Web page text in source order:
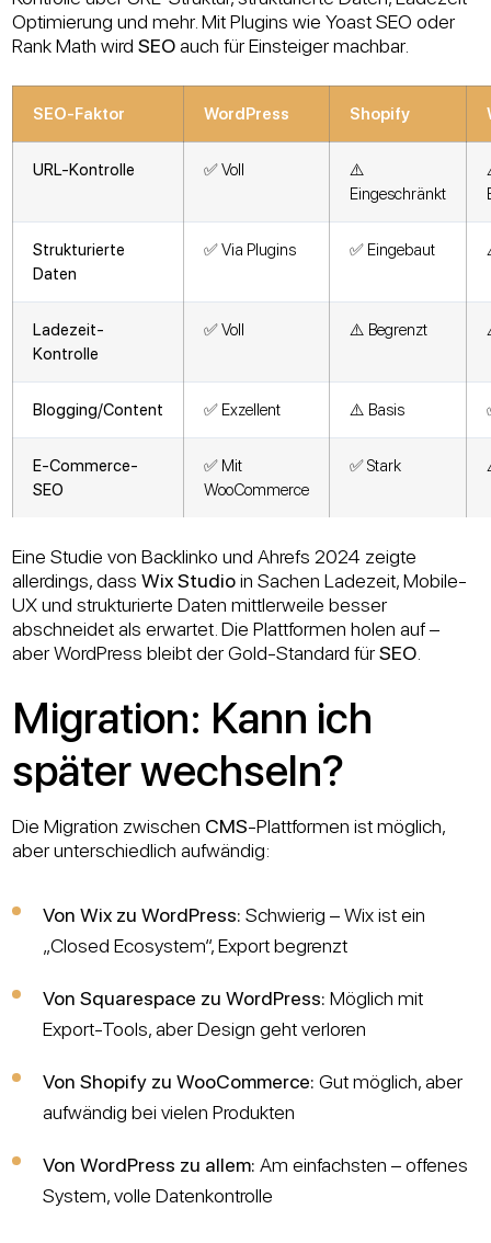
Optimierung und mehr. Mit Plugins wie Yoast SEO oder
Rank Math wirdSEOauch für Einsteiger machbar.
SEO-Faktor WordPress Shopify
URL-Kontrolle ✅ Voll
⚠️
Eingeschränkt
Strukturierte
Daten
✅ Via Plugins ✅ Eingebaut
Ladezeit-
Kontrolle
✅ Voll ⚠️ Begrenzt
Blogging/Content ✅ Exzellent ⚠️ Basis
E-Commerce-
SEO
✅ Mit
WooCommerce
✅ Stark
Eine Studie von Backlinko und Ahrefs 2024 zeigte
allerdings, dassWix Studioin Sachen Ladezeit, Mobile-
UX und strukturierte Daten mittlerweile besser
abschneidet als erwartet. Die Plattformen holen auf –
aber WordPress bleibt der Gold-Standard fürSEO.
Migration: Kann ich
später wechseln?
Die Migration zwischen CMS-Plattformen ist möglich,
aber unterschiedlich aufwändig:
Von Wix zu WordPress: Schwierig – Wix ist ein
„Closed Ecosystem“, Export begrenzt
Von Squarespace zu WordPress: Möglich mit
Export-Tools, aber Design geht verloren
Von Shopify zu WooCommerce: Gut möglich, aber
aufwändig bei vielen Produkten
Von WordPress zu allem: Am einfachsten – offenes
System, volle Datenkontrolle